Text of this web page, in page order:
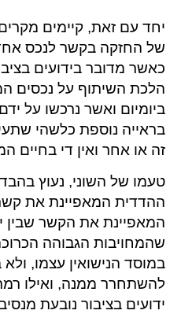
יחד עם זאת, קיימים
של החזקה בקשר לנכס
כאשר מדובר בידועים
הלכת השיתוף על נכסים
ביומיום ואשר נרכשו על
בראייה נוספת כלשהי
זה או אחר ואין די
טעמו של השוני, נעוץ
ההדדית המאפיינת את קשר
המאפיינת את הקשר שבין
שהמחויבות הגבוהה
במוסד הנישואין עצמו, ולא
להשתחרר ממנה, ואילו רמת
ידועים בציבור נובעת